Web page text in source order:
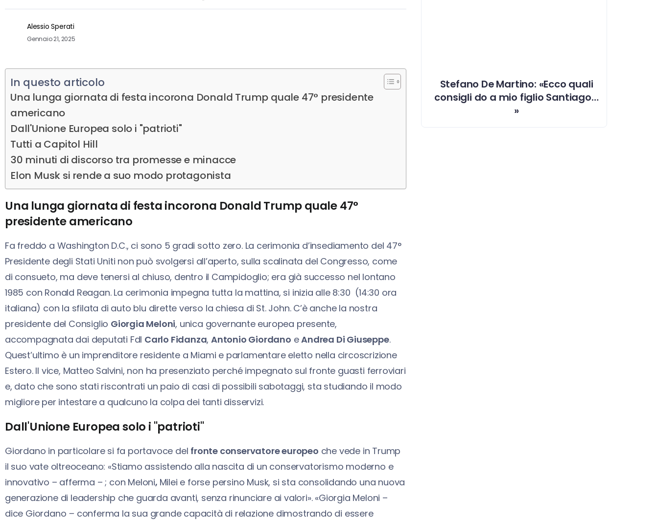
Alessio Sperati
Gennaio 21, 2025
In questo articolo
Una lunga giornata di festa incorona Donald Trump quale 47° presidente
americano
Dall'Unione Europea solo i "patrioti"
Tutti a Capitol Hill
30 minuti di discorso tra promesse e minacce
Elon Musk si rende a suo modo protagonista
Una lunga giornata di festa incorona Donald Trump quale 47°
presidente americano
Fa freddo a Washington D.C., ci sono 5 gradi sotto zero. La cerimonia d’insediamento del 47°
Presidente degli Stati Uniti non può svolgersi all’aperto, sulla scalinata del Congresso, come
di consueto, ma deve tenersi al chiuso, dentro il Campidoglio; era già successo nel lontano
1985 con Ronald Reagan. La cerimonia impegna tutta la mattina, si inizia alle 8:30 (14:30 ora
italiana) con la sfilata di auto blu dirette verso la chiesa di St. John. C’è anche la nostra
presidente del Consiglio Giorgia Meloni, unica governante europea presente,
accompagnata dai deputati FdI Carlo Fidanza,Antonio Giordano eAndrea Di Giuseppe.
Quest’ultimo è un imprenditore residente a Miami e parlamentare eletto nella circoscrizione
Estero. Il vice, Matteo Salvini, non ha presenziato perché impegnato sul fronte guasti ferroviari
e, dato che sono stati riscontrati un paio di casi di possibili sabotaggi, sta studiando il modo
migliore per intestare a qualcuno la colpa dei tanti disservizi.
Dall'Unione Europea solo i "patrioti"
Giordano in particolare si fa portavoce del fronte conservatore europeo che vede in Trump
il suo vate oltreoceano: «Stiamo assistendo alla nascita di un conservatorismo moderno e
innovativo – afferma – ; con Meloni, Milei e forse persino Musk, si sta consolidando una nuova
generazione di leadership che guarda avanti, senza rinunciare ai valori». «Giorgia Meloni –
dice Giordano – conferma la sua grande capacità di relazione dimostrando di essere
Stefano De Martino: «Ecco quali
consigli do a mio figlio Santiago…
»